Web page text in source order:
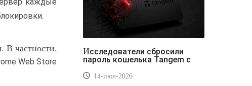
В частности,
Web Store
Исследователи сбросили
пароль кошелька Tangem с
14-июл-2026